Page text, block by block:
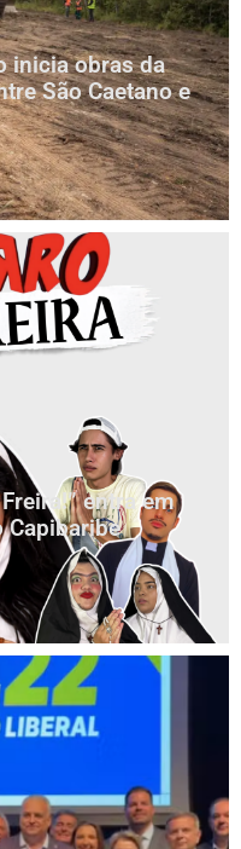
inicia obras da
São Caetano e
entra em
Capibaribe